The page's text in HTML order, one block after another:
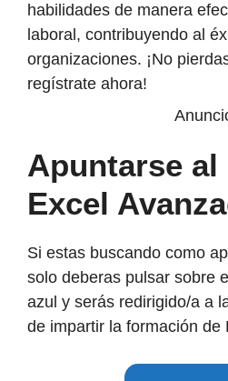
habilidades de manera
laboral, contribuyendo al
organizaciones. ¡No
regístrate ahora!
Apuntarse
Excel
Si estas buscando como
solo deberas pulsar sobre
azul y serás redirigido/a a
de impartir la formación de